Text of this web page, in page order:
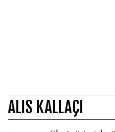
ALIS KALLAÇI